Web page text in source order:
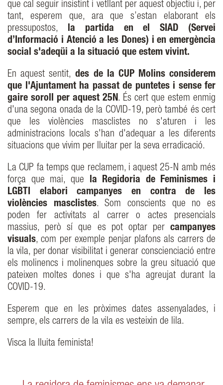
que cal seguir insistint i vetllant per aquest objectiu i, per
tant, esperem que, ara que s’estan elaborant els
pressupostos, la partida en el SIAD (Servei
d’Informació i Atenció a les Dones) i en emergència
social s'adeqüi a la situació que estem vivint.
En aquest sentit, des de la CUP Molins considerem
que l'Ajuntament ha passat de puntetes i sense fer
gaire soroll per aquest 25N. És cert que estem enmig
d'una segona onada de la COVID-19, però també és cert
que les violències masclistes no s'aturen i les
administracions locals s'han d'adequar a les diferents
situacions que vivim per lluitar per la seva erradicació.
La CUP fa temps que reclamem, i aquest 25-N amb més
força que mai, que la Regidoria de Feminismes i
LGBTI elabori campanyes en contra de les
violències masclistes. Som conscients que no es
poden fer activitats al carrer o actes presencials
massius, però sí que es pot optar per campanyes
visuals, com per exemple penjar plafons als carrers de
la vila, per donar visibilitat i generar conscienciació entre
els molinencs i molinenques sobre la greu situació que
pateixen moltes dones i que s'ha agreujat durant la
COVID-19.
Esperem que en les pròximes dates assenyalades, i
sempre, els carrers de la vila es vesteixin de lila.
Visca la lluita feminista!